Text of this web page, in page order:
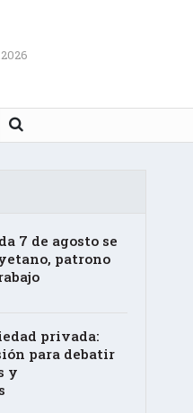
Buscar
7 de agosto se
patrono
privada:
para debatir
y